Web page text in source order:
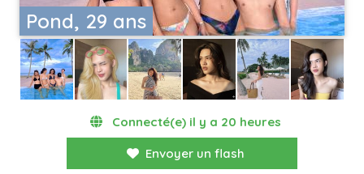
Pond, 29 ans
Connecté(e) il y a 20 heures
Envoyer un flash